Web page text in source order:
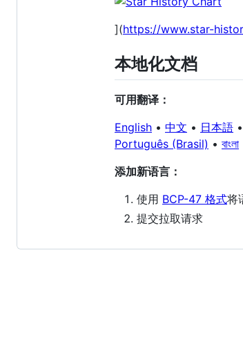
](https://www.star-
本地化文档
可用翻译：
English • 中文 • 日本語 •
Português (Brasil) • বাংলা
添加新语言：
使用 BCP-47 格式将
提交拉取请求